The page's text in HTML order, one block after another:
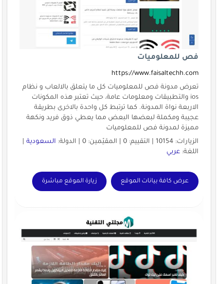
فص للمعلوميات
https://www.faisaltechh.com
تعرض مدونة فص للمعلوميات كل ما يتعلق بالالعاب و نظام
ios والتطبيقات ومعلومات عامة، حيث تعتبر هذه المكونات
الاربعة نواة المدونة. كما ترتبط كل واحدة بالاخرى بطريقة
عجيبة ومكملة لبعضها البعض مما يعطي ذوق فريد ونكهة
مميزة لمدونة فص للمعلوميات
الزيارات: 10154 | التقييم: 0 | المقيّمين: 0 | الدولة:
السعودية|
اللغة: عربي
عرض كافة بيانات الموقع زيارة الموقع مباشرة